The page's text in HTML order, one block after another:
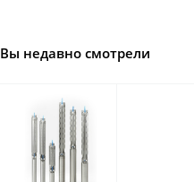
Вы недавно смотрели